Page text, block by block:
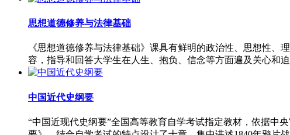
思想道德修养与法律基础
《思想道德修养与法律基础》课具有鲜明的政治性、思想性
容，指导和回答大学生在人生、抱负、信念等方面遍及关心和迫
中国近代史纲要
“中国近现代史纲要”全国高等教育自学考试指定教材，依据中